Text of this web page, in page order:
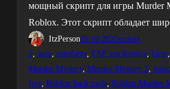
мощный скрипт для игры Murder
Roblox. Этот скрипт обладает
ItzPerson25.10.2025scripts
2, auto, autofarm, ESP для Roblox, farm,
Murder Mystery, Murder Mystery 2,
free, Roblox hack tools, Roblox Murder